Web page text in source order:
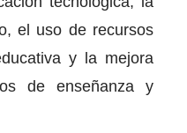
el uso de recursos
y la mejora
de enseñanza y